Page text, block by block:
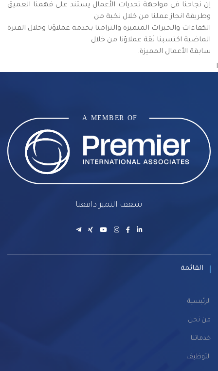
إن نجاحنا في مواجهة تحديات الأعمال يستند على فهمنا العميق
وطريقة انجاز عملنا من خلال نخبة من
الكفاءات والخبرات المتميزة والتزامنا بخدمة عملاؤنا وخلال الفترة
الماضية اكتسبنا ثقة عملاؤنا من خلال
سابقة الأعمال المميزة.
l
شغف التميز دافعنا
القائمة
الرئيسية
من نحن
خدماتنا
التوظيف